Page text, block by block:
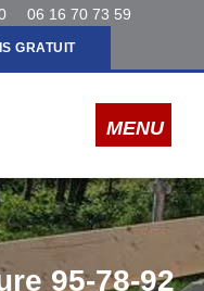
06 16 70 73 59
GRATUIT
95-78-92